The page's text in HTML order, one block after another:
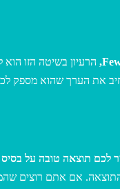
הרעיון בשיטה הזו
את הערך שהוא מספק
לכם תוצאה טובה על
אם אתם רוצים